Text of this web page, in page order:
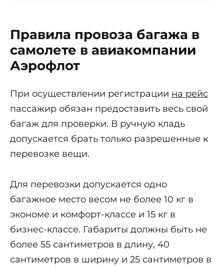
Правила провоза багажа в
самолете в авиакомпании
Аэрофлот
При осуществлении регистрации на рейс
пассажир обязан предоставить весь свой
багаж для проверки. В ручную кладь
допускается брать только разрешенные к
перевозке вещи.
Для перевозки допускается одно
багажное место весом не более 10 кг в
экономе и комфорт-классе и 15 кг в
бизнес-классе. Габариты должны быть не
более 55 сантиметров в длину, 40
сантиметров в ширину и 25 сантиметров в